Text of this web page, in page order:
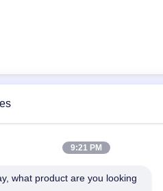
যেমন প্রকার, আকার, পরিমাণ, উপাদান ইত্যাদি
9:21 PM
what product are you looking